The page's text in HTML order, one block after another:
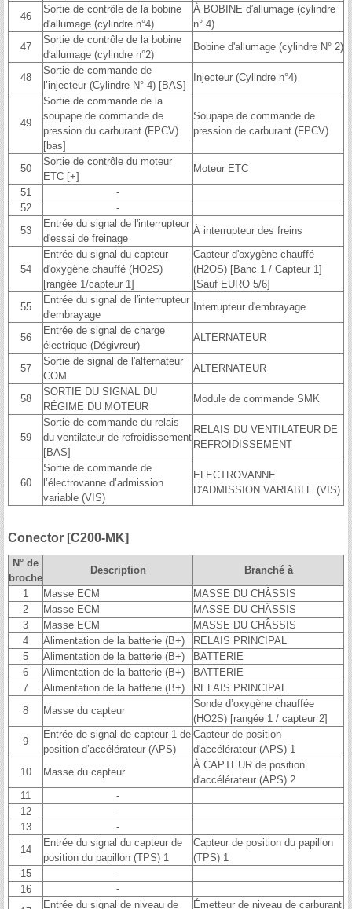
46
Sortie de contrôle de la bobine
d′allumage (cylindre n°4)
À BOBINE d′allumage (cylindre
n° 4)
47
Sortie de contrôle de la bobine
d′allumage (cylindre n°2)
Bobine d'allumage (cylindre N° 2)
48
Sortie de commande de
l’injecteur (Cylindre N° 4) [BAS]
Injecteur (Cylindre n°4)
49
Sortie de commande de la
soupape de commande de
pression du carburant (FPCV)
[bas]
Soupape de commande de
pression de carburant (FPCV)
50
Sortie de contrôle du moteur
ETC [+]
Moteur ETC
51
-
52
-
53
Entrée du signal de l'interrupteur
d'essai de freinage
À interrupteur des freins
54
Entrée du signal du capteur
d'oxygène chauffé (HO2S)
[rangée 1/capteur 1]
Capteur d'oxygène chauffé
(H2OS) [Banc 1 / Capteur 1]
[Sauf EURO 5/6]
55
Entrée du signal de l′interrupteur
d′embrayage
Interrupteur d'embrayage
56
Entrée de signal de charge
électrique (Dégivreur)
ALTERNATEUR
57
Sortie de signal de l'alternateur
COM
ALTERNATEUR
58
SORTIE DU SIGNAL DU
RÉGIME DU MOTEUR
Module de commande SMK
59
Sortie de commande du relais
du ventilateur de refroidissement
[BAS]
RELAIS DU VENTILATEUR DE
REFROIDISSEMENT
60
Sortie de commande de
l’électrovanne d’admission
variable (VIS)
ELECTROVANNE
D′ADMISSION VARIABLE (VIS)
Conector [C200-MK]
N° de
broche
Description
Branché à
1
Masse ECM
MASSE DU CHÂSSIS
2
Masse ECM
MASSE DU CHÂSSIS
3
Masse ECM
MASSE DU CHÂSSIS
4
Alimentation de la batterie (B+)
RELAIS PRINCIPAL
5
Alimentation de la batterie (B+)
BATTERIE
6
Alimentation de la batterie (B+)
BATTERIE
7
Alimentation de la batterie (B+)
RELAIS PRINCIPAL
8
Masse du capteur
Sonde d’oxygène chauffée
(HO2S) [rangée 1 / capteur 2]
9
Entrée de signal de capteur 1 de
position d’accélérateur (APS)
Capteur de position
d'accélérateur (APS) 1
10
Masse du capteur
À CAPTEUR de position
d′accélérateur (APS) 2
11
-
12
-
13
-
14
Entrée du signal du capteur de
position du papillon (TPS) 1
Capteur de position du papillon
(TPS) 1
15
-
16
-
Entrée du signal de niveau de Émetteur de niveau de carburant